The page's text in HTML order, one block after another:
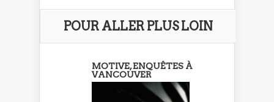
POUR ALLER PLUS LOIN
MOTIVE, ENQUÊTES À
VANCOUVER